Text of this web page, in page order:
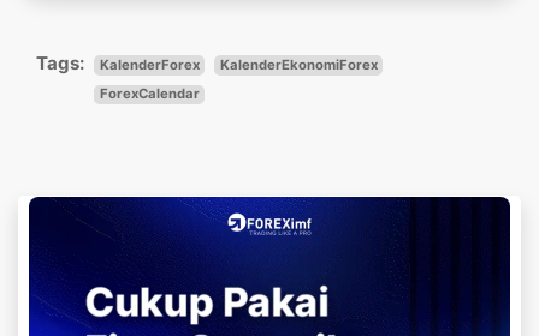
Tags: KalenderForex
KalenderEkonomiForex
ForexCalendar